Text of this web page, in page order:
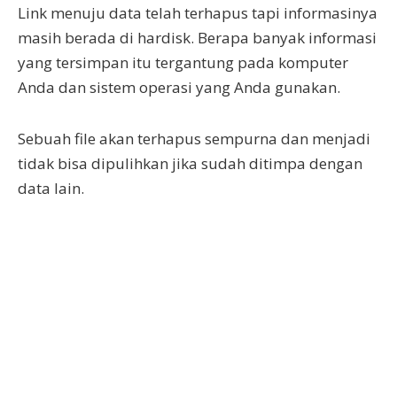
Link menuju data telah terhapus tapi informasinya
masih berada di hardisk. Berapa banyak informasi
yang tersimpan itu tergantung pada komputer
Anda dan sistem operasi yang Anda gunakan.
Sebuah file akan terhapus sempurna dan menjadi
tidak bisa dipulihkan jika sudah ditimpa dengan
data lain.